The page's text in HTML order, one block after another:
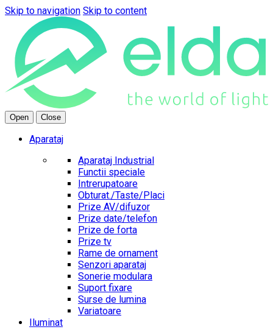
Skip to navigation Skip to content
Open Close
Aparataj
Aparataj Industrial
Functii speciale
Intrerupatoare
Obturat./Taste/Placi
Prize AV/difuzor
Prize date/telefon
Prize de forta
Prize tv
Rame de ornament
Senzori aparataj
Sonerie modulara
Suport fixare
Surse de lumina
Variatoare
Iluminat